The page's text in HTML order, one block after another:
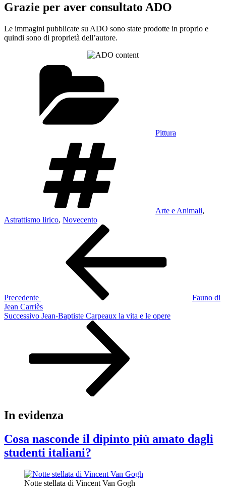
Grazie per aver consultato ADO
Le immagini pubblicate su ADO sono state prodotte in proprio e
quindi sono di proprietà dell’autore.
Pittura
Arte e Animali,
Astrattismo lirico, Novecento
Precedente
Fauno di
Jean Carriès
Articolo
Successivo Jean-Baptiste Carpeaux la vita e le opere
In evidenza
Cosa nasconde il dipinto più amato dagli
studenti italiani?
Notte stellata di Vincent Van Gogh